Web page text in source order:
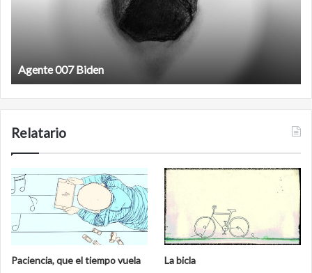
Agente 007 Biden
Relatario
Paciencia, que el tiempo vuela La bicla